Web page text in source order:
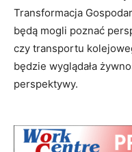
Transformacja
będą mogli poznać
czy transportu
będzie wyglądała
perspektywy.